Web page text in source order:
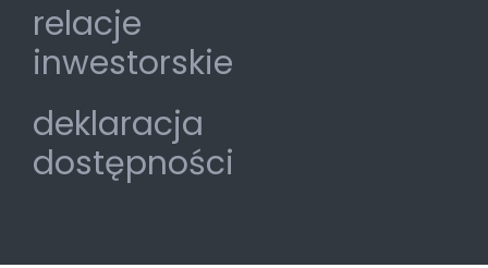
relacje
inwestorskie
deklaracja
dostępności